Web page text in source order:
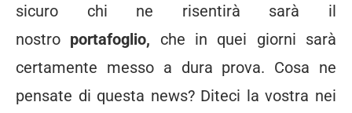
sicuro chi ne risentirà sarà il
nostro portafoglio, che in quei giorni sarà
certamente messo a dura prova. Cosa ne
pensate di questa news? Diteci la vostra nei